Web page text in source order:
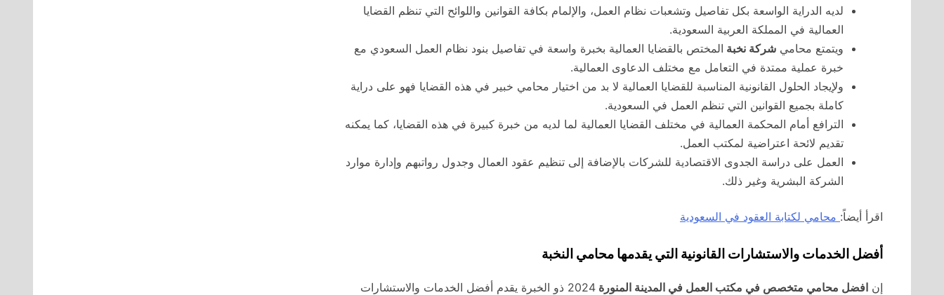
لديه الدراية الواسعة بكل تفاصيل وتشعبات نظام العمل، والإلمام بكافة القوانين واللوائح التي تنظم القضايا
العمالية في المملكة العربية السعودية.
ويتمتع محامي شركة نخبة المختص بالقضايا العمالية بخبرة واسعة في تفاصيل بنود نظام العمل السعودي مع
خبرة عملية ممتدة في التعامل مع مختلف الدعاوى العمالية.
ولإيجاد الحلول القانونية المناسبة للقضايا العمالية لا بد من اختيار محامي خبير في هذه القضايا فهو على دراية
كاملة بجميع القوانين التي تنظم العمل في السعودية.
الترافع أمام المحكمة العمالية في مختلف القضايا العمالية لما لديه من خبرة كبيرة في هذه القضايا، كما يمكنه
تقديم لائحة اعتراضية لمكتب العمل.
العمل على دراسة الجدوى الاقتصادية للشركات بالإضافة إلى تنظيم عقود العمال وجدول رواتبهم وإدارة موارد
الشركة البشرية وغير ذلك.
اقرأ أيضاً: محامي لكتابة العقود في السعودية
أفضل الخدمات والاستشارات القانونية التي يقدمها محامي النخبة
إن افضل محامي متخصص في مكتب العمل في المدينة المنورة
2024 ذو الخبرة يقدم أفضل الخدمات والاستشارات